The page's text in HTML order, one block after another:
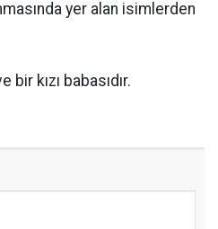
yer alan isimlerden
bir kızı babasıdır.